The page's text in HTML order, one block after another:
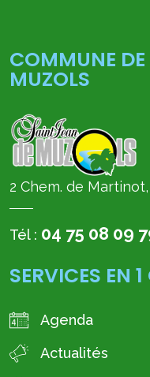
COMMUNE
MUZOLS
2 Chem. de
Tél : 04 75 08 09
SERVICES EN
Agenda
Actualités